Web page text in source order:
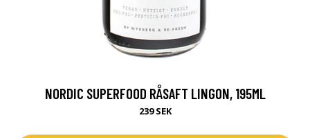
NORDIC SUPERFOOD RÅSAFT LINGON, 195ML
239 SEK